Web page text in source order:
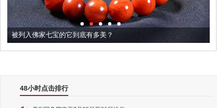
被列入佛家七宝的它到底有多美？
48小时点击排行